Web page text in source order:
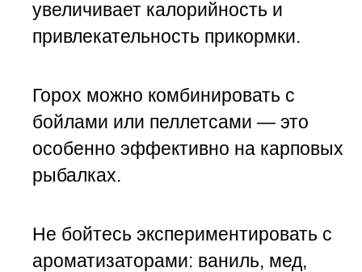
увеличивает калорийность и
привлекательность прикормки.
Горох можно комбинировать с
бойлами или пеллетсами — это
особенно эффективно на карповых
рыбалках.
Не бойтесь экспериментировать с
ароматизаторами: ваниль, мед,